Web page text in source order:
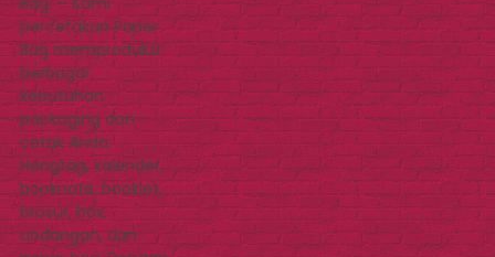
percetakan Paper
Bag memproduksi
berbagai
kebutuhan
packaging dan
cetak Anda.
Hangtag, kalender,
booknote, booklet,
brosur, box,
undangan, dan